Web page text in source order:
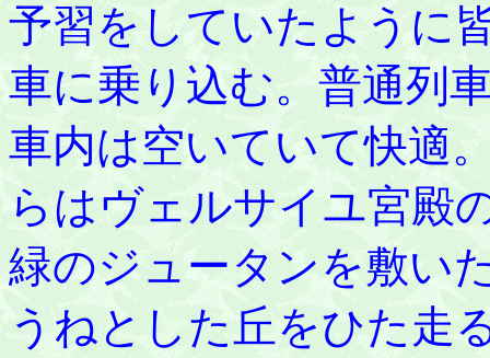
予習をしていたように
車に乗り込む。普通列
車内は空いていて快適
らはヴェルサイユ宮殿
緑のジュータンを敷い
うねとした丘をひた走